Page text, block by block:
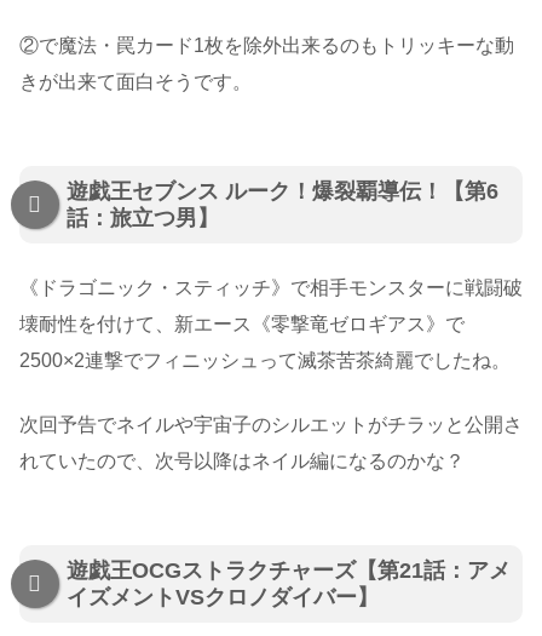
②で魔法・罠カード1枚を除外出来るのもトリッキーな動
きが出来て面白そうです。
遊戯王セブンス ルーク！爆裂覇導伝！【第6
話：旅立つ男】
《ドラゴニック・スティッチ》で相手モンスターに戦闘破
壊耐性を付けて、新エース《零撃竜ゼロギアス》で
2500×2連撃でフィニッシュって滅茶苦茶綺麗でしたね。
次回予告でネイルや宇宙子のシルエットがチラッと公開さ
れていたので、次号以降はネイル編になるのかな？
遊戯王OCGストラクチャーズ【第21話：アメ
イズメントVSクロノダイバー】